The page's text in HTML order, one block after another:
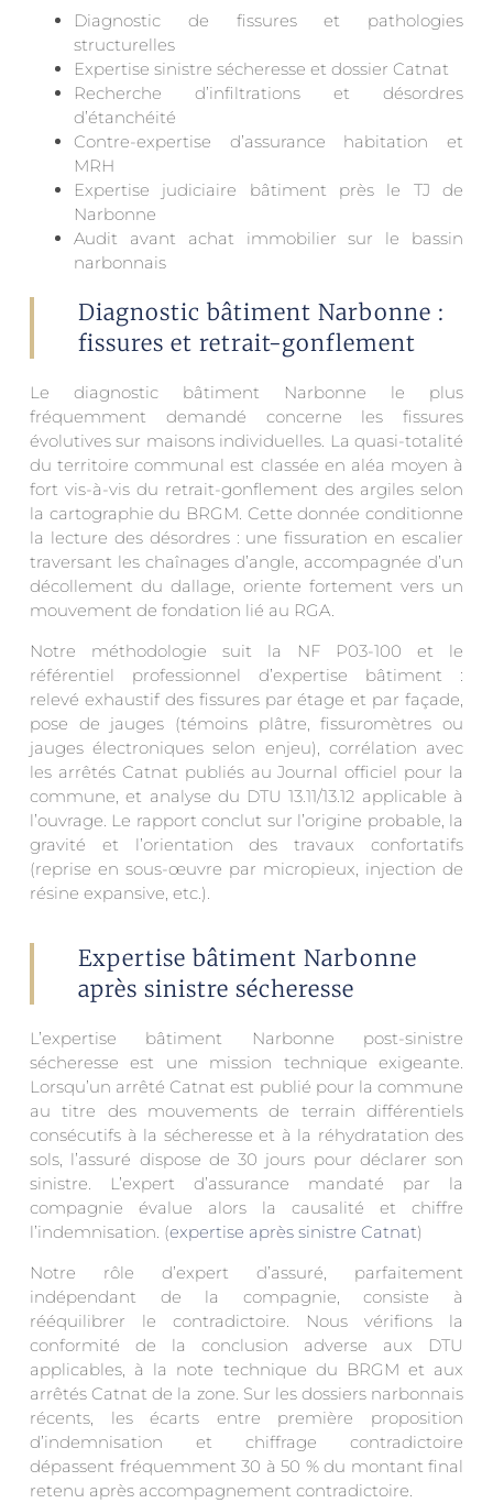
Diagnostic de fissures et pathologies
structurelles
Expertise sinistre sécheresse et dossier Catnat
Recherche d’infiltrations et désordres
d’étanchéité
Contre-expertise d’assurance habitation et
MRH
Expertise judiciaire bâtiment près le TJ de
Narbonne
Audit avant achat immobilier sur le bassin
narbonnais
Diagnostic bâtiment Narbonne :
fissures et retrait-gonflement
Le diagnostic bâtiment Narbonne le plus
fréquemment demandé concerne les fissures
évolutives sur maisons individuelles. La quasi-totalité
du territoire communal est classée en aléa moyen à
fort vis-à-vis du retrait-gonflement des argiles selon
la cartographie du BRGM. Cette donnée conditionne
la lecture des désordres : une fissuration en escalier
traversant les chaînages d’angle, accompagnée d’un
décollement du dallage, oriente fortement vers un
mouvement de fondation lié au RGA.
Notre méthodologie suit la NF P03-100 et le
référentiel professionnel d’expertise bâtiment :
relevé exhaustif des fissures par étage et par façade,
pose de jauges (témoins plâtre, fissuromètres ou
jauges électroniques selon enjeu), corrélation avec
les arrêtés Catnat publiés au Journal officiel pour la
commune, et analyse du DTU 13.11/13.12 applicable à
l’ouvrage. Le rapport conclut sur l’origine probable, la
gravité et l’orientation des travaux confortatifs
(reprise en sous-œuvre par micropieux, injection de
résine expansive, etc.).
Expertise bâtiment Narbonne
après sinistre sécheresse
L’expertise bâtiment Narbonne post-sinistre
sécheresse est une mission technique exigeante.
Lorsqu’un arrêté Catnat est publié pour la commune
au titre des mouvements de terrain différentiels
consécutifs à la sécheresse et à la réhydratation des
sols, l’assuré dispose de 30 jours pour déclarer son
sinistre. L’expert d’assurance mandaté par la
compagnie évalue alors la causalité et chiffre
l’indemnisation. (expertise après sinistre Catnat)
Notre rôle d’expert d’assuré, parfaitement
indépendant de la compagnie, consiste à
rééquilibrer le contradictoire. Nous vérifions la
conformité de la conclusion adverse aux DTU
applicables, à la note technique du BRGM et aux
arrêtés Catnat de la zone. Sur les dossiers narbonnais
récents, les écarts entre première proposition
d’indemnisation et chiffrage contradictoire
dépassent fréquemment 30 à 50 % du montant final
retenu après accompagnement contradictoire.